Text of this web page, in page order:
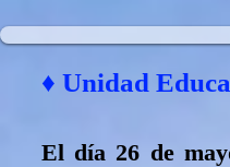
♦ Unidad
El día 26 de